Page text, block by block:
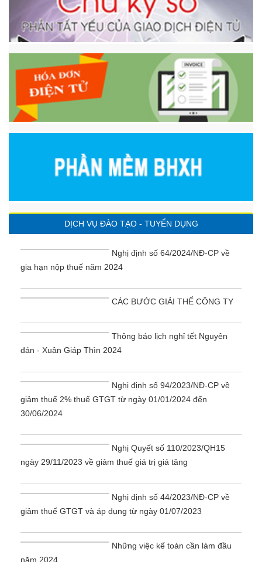
DỊCH VỤ ĐÀO TẠO - TUYỂN DỤNG
Nghị định số 64/2024/NĐ-CP về
gia hạn nộp thuế năm 2024
CÁC BƯỚC GIẢI THỂ CÔNG TY
Thông báo lịch nghỉ tết Nguyên
đán - Xuân Giáp Thìn 2024
Nghị định số 94/2023/NĐ-CP về
giảm thuế 2% thuế GTGT từ ngày 01/01/2024 đến
30/06/2024
Nghị Quyết số 110/2023/QH15
ngày 29/11/2023 về giảm thuế giá trị giá tăng
Nghị định số 44/2023/NĐ-CP về
giảm thuế GTGT và áp dụng từ ngày 01/07/2023
Những việc kế toán cần làm đầu
năm 2024